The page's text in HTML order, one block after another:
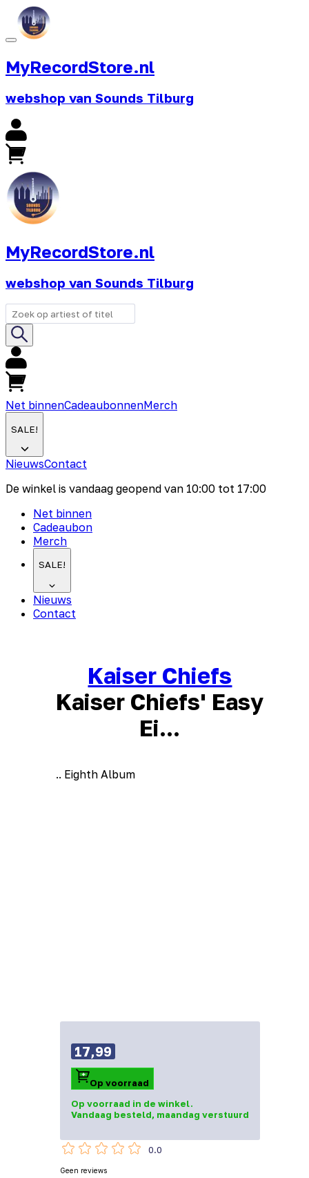
MyRecordStore.nl
webshop van Sounds Tilburg
MyRecordStore.nl
webshop van Sounds Tilburg
Net binnenCadeaubonnenMerch
SALE!
NieuwsContact
De winkel is vandaag geopend van 10:00 tot 17:00
Net binnen
Cadeaubon
Merch
SALE!
Nieuws
Contact
Kaiser Chiefs
Kaiser Chiefs' Easy
Ei...
.. Eighth Album
17,99
Op voorraad
Op voorraad in de winkel.
Vandaag besteld, maandag verstuurd
0.0
Geen reviews